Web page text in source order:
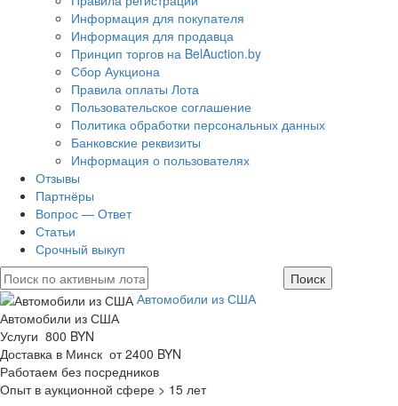
Информация для покупателя
Информация для продавца
Принцип торгов на BelAuction.by
Сбор Аукциона
Правила оплаты Лота
Пользовательское соглашение
Политика обработки персональных данных
Банковские реквизиты
Информация о пользователях
Отзывы
Партнёры
Вопрос — Ответ
Статьи
Срочный выкуп
Автомобили из США
Автомобили из США
Услуги 800 BYN
Доставка в Минск от 2400 BYN
Работаем без посредников
Опыт в аукционной сфере > 15 лет